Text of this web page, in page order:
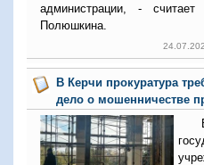
администрации, - считает
Полюшкина.
В Керчи прокуратура
дело о мошенничестве
В